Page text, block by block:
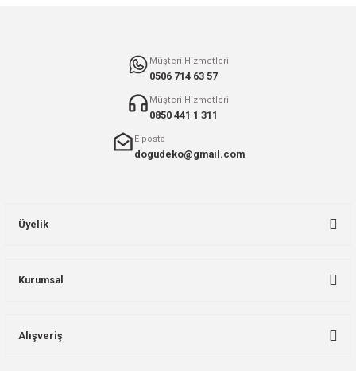
Müşteri Hizmetleri
0506 714 63 57
Müşteri Hizmetleri
0850 441 1 311
E-posta
dogudeko@gmail.com
Üyelik
Kurumsal
Alışveriş